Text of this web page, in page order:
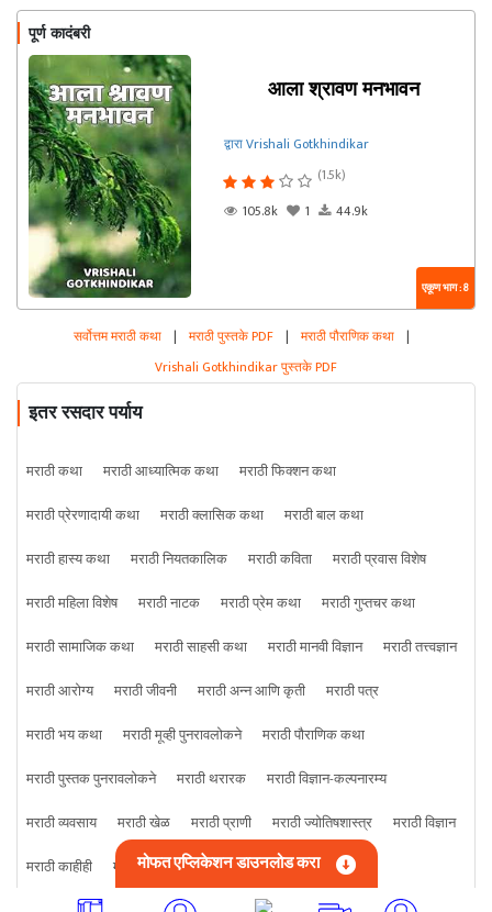
पूर्ण कादंबरी
आला श्रावण मनभावन
द्वारा Vrishali Gotkhindikar
(1.5k)
105.8k
1 44.9k
एकूण भाग : 8
सर्वोत्तम मराठी कथा | मराठी पुस्तके PDF | मराठी पौराणिक कथा |
Vrishali Gotkhindikar पुस्तके PDF
इतर रसदार पर्याय
मराठी कथा मराठी आध्यात्मिक कथा
मराठी फिक्शन कथा
मराठी प्रेरणादायी कथा
मराठी क्लासिक कथा
मराठी बाल कथा
मराठी हास्य कथा
मराठी नियतकालिक मराठी कविता
मराठी प्रवास विशेष
मराठी महिला विशेष
मराठी नाटक मराठी प्रेम कथा
मराठी गुप्तचर कथा
मराठी सामाजिक कथा
मराठी साहसी कथा मराठी मानवी विज्ञान
मराठी तत्त्वज्ञान
मराठी आरोग्य
मराठी जीवनी मराठी अन्न आणि कृती
मराठी पत्र
मराठी भय कथा
मराठी मूव्ही पुनरावलोकने
मराठी पौराणिक कथा
मराठी पुस्तक पुनरावलोकने
मराठी थरारक
मराठी विज्ञान-कल्पनारम्य
मराठी व्यवसाय
मराठी खेळ मराठी प्राणी मराठी ज्योतिषशास्त्र
मराठी विज्ञान
मराठी काहीही
मराठी क्राइम कथा
मोफत एप्लिकेशन डाउनलोड करा